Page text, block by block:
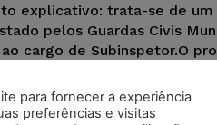
explicativo: trata-se de um
pelos Guardas Civis
cargo de Subinspetor.O
foi uma sucessão de
aptos ao acesso (ou
classificação final dos
para fornecer a experiência
preferências e visitas